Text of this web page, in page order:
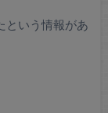
という情報があ